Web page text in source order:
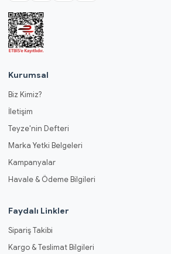
Kurumsal
Biz Kimiz?
İletişim
Teyze'nin Defteri
Marka Yetki Belgeleri
Kampanyalar
Havale & Ödeme Bilgileri
Faydalı Linkler
Sipariş Takibi
Kargo & Teslimat Bilgileri